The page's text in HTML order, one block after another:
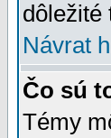
dôležité
Návrat
Čo sú
Témy